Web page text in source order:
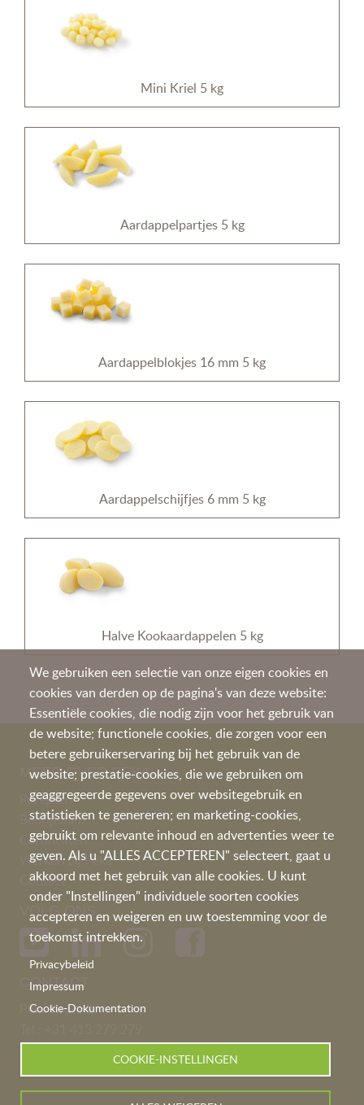
Mini Kriel 5 kg
Aardappelpartjes 5 kg
Aardappelblokjes 16 mm 5 kg
Aardappelschijfjes 6 mm 5 kg
Halve Kookaardappelen 5 kg
We gebruiken een selectie van onze eigen cookies en
cookies van derden op de pagina's van deze website:
Essentiële cookies, die nodig zijn voor het gebruik van
de website; functionele cookies, die zorgen voor een
betere gebruikerservaring bij het gebruik van de
website; prestatie-cookies, die we gebruiken om
geaggregeerde gegevens over websitegebruik en
statistieken te genereren; en marketing-cookies,
gebruikt om relevante inhoud en advertenties weer te
geven. Als u "ALLES ACCEPTEREN" selecteert, gaat u
akkoord met het gebruik van alle cookies. U kunt
onder "Instellingen" individuele soorten cookies
accepteren en weigeren en uw toestemming voor de
toekomst intrekken.
Privacybeleid
Impressum
Cookie-Dokumentation
COOKIE-INSTELLINGEN
MEER OVER PEKA
Recepten
Bedrijfsfilm
Certificaten
Werken bij Peka
Contact
VOLG ONS
CONTACT
Peka Kroef B.V
info@pekakroef.com